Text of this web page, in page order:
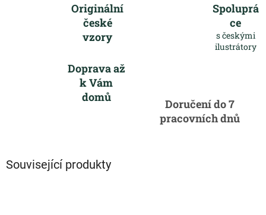
Originální
české
vzory
Spoluprá
ce
s českými
ilustrátory
Doprava až
k Vám
domů
Doručení do 7
pracovních dnů
Související produkty